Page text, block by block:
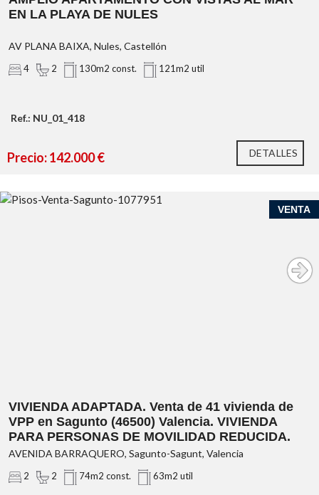
EN LA PLAYA DE NULES
AV PLANA BAIXA, Nules, Castellón
4 2 130m2 const. 121m2 util
Ref.: NU_01_418
Precio: 142.000 € DETALLES
VENTA
(46500) Valencia, en régimen de Cooperativa, de las cuales
una de ella es una vivienda adaptada.
necesarios para la adquisición de una vivienda de protección
oficial.
VIVIENDA ADAPTADA. Venta de 41 vivienda de
VPP en Sagunto (46500) Valencia. VIVIENDA
PARA PERSONAS DE MOVILIDAD REDUCIDA.
AVENIDA BARRAQUERO, Sagunto-Sagunt, Valencia
2 2 74m2 const. 63m2 util